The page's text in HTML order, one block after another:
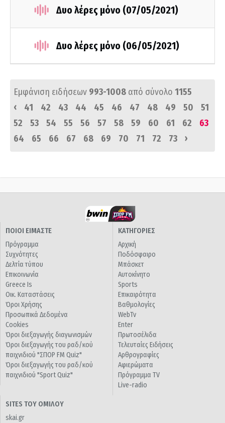
Δυο λέρες μόνο (07/05/2021)
Δυο λέρες μόνο (06/05/2021)
Εμφάνιση ειδήσεων 993-1008 από σύνολο 1155
‹
41 42 43 44 45 46 47 48 49 50
51
52
53 54 55 56 57 58 59 60 61 62
63
64
65 66 67 68 69 70 71 72 73 ›
ΠΟΙΟΙ ΕΙΜΑΣΤΕ
Πρόγραμμα
Συχνότητες
Δελτία τύπου
Επικοινωνία
Greece Is
Οικ. Καταστάσεις
Όροι Χρήσης
Προσωπικά Δεδομένα
Cookies
Όροι διεξαγωγής διαγωνισμών
Όροι διεξαγωγής του ραδ/κού
παιχνιδιού "ΣΠΟΡ FM Quiz"
Όροι διεξαγωγής του ραδ/κού
παιχνιδιού "Sport Quiz"
ΚΑΤΗΓΟΡΙΕΣ
Αρχική
Ποδόσφαιρο
Μπάσκετ
Αυτοκίνητο
Sports
Επικαιρότητα
Βαθμολογίες
WebTv
Enter
Πρωτοσέλιδα
Τελευταίες Ειδήσεις
Αρθρογραφίες
Αφιερώματα
Πρόγραμμα TV
Live-radio
SITES ΤΟΥ ΟΜΙΛΟΥ
skai.gr